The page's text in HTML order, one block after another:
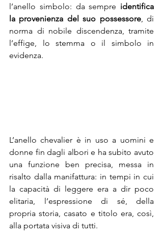
l’anello simbolo: da sempre identifica
la provenienza del suo possessore, di
norma di nobile discendenza, tramite
l’effige, lo stemma o il simbolo in
evidenza.
L’anello chevalier è in uso a uomini e
donne fin dagli albori e ha subito avuto
una funzione ben precisa, messa in
risalto dalla manifattura: in tempi in cui
la capacità di leggere era a dir poco
elitaria, l’espressione di sé, della
propria storia, casato e titolo era, così,
alla portata visiva di tutti.